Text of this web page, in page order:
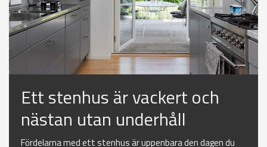
Ett stenhus är vackert och
nästan utan underhåll
Fördelarna med ett stenhus är uppenbara den dagen du